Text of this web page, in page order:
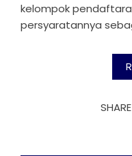
kelompok
persyaratannya
SHARE